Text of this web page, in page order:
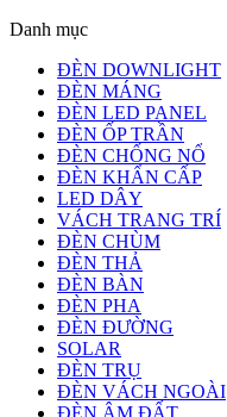
Danh mục
ĐÈN DOWNLIGHT
ĐÈN MÁNG
ĐÈN LED PANEL
ĐÈN ỐP TRẦN
ĐÈN CHỐNG NỔ
ĐÈN KHẨN CẤP
LED DÂY
VÁCH TRANG TRÍ
ĐÈN CHÙM
ĐÈN THẢ
ĐÈN BÀN
ĐÈN PHA
ĐÈN ĐƯỜNG
SOLAR
ĐÈN TRỤ
ĐÈN VÁCH NGOÀI
ĐÈN ÂM ĐẤT